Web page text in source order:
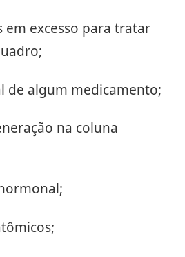
em excesso para tratar
de algum medicamento;
na coluna